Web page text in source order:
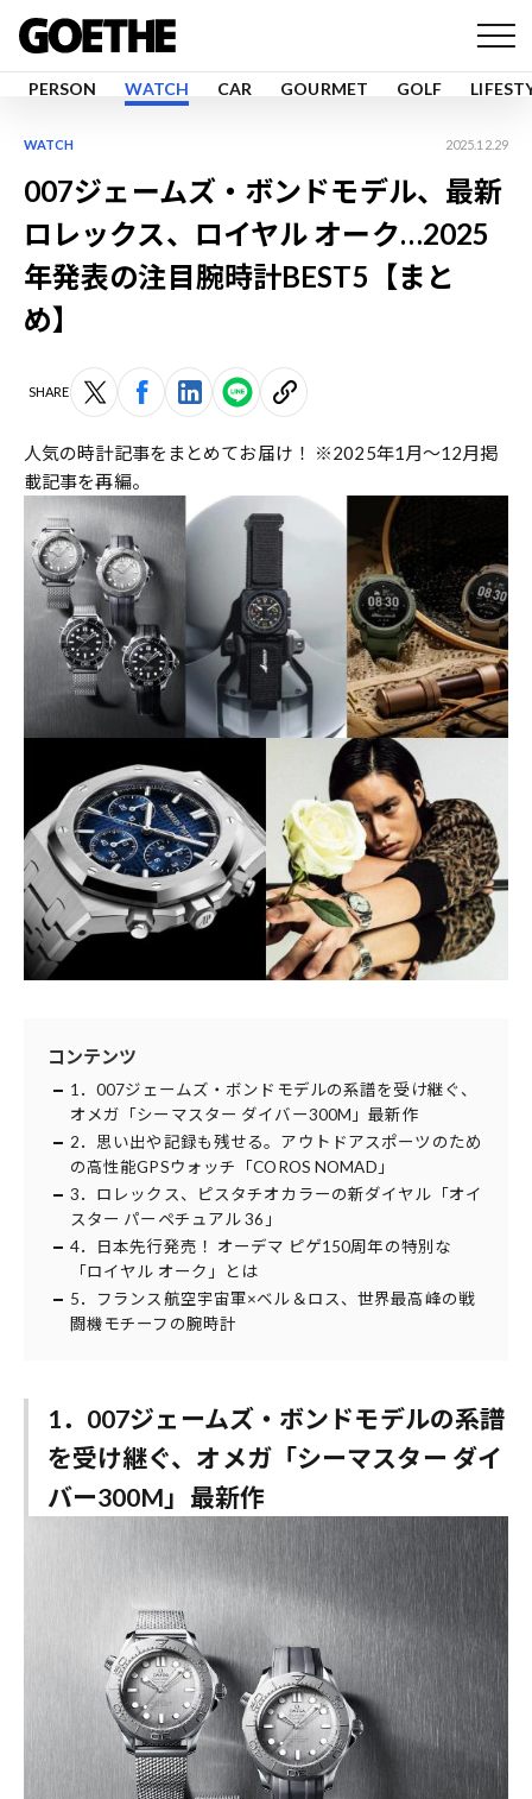
PERSON WATCH CAR GOURMET GOLF
WATCH 2025.12.29
007ジェームズ・ボンドモデル、最新
ロレックス、ロイヤル オーク…2025
年発表の注目腕時計BEST5【まと
め】
SHARE
人気の時計記事をまとめてお届け！ ※2025年1月〜12月掲
載記事を再編。
コンテンツ
1．007ジェームズ・ボンドモデルの系譜を受け継ぐ、
オメガ「シーマスター ダイバー300M」最新作
2．思い出や記録も残せる。アウトドアスポーツのため
の高性能GPSウォッチ「COROS NOMAD」
3．ロレックス、ピスタチオカラーの新ダイヤル「オイ
スター パーペチュアル 36」
4．日本先行発売！ オーデマ ピゲ150周年の特別な
「ロイヤル オーク」とは
5．フランス航空宇宙軍×ベル＆ロス、世界最高峰の戦
闘機モチーフの腕時計
1．007ジェームズ・ボンドモデルの系譜
を受け継ぐ、オメガ「シーマスター ダイ
バー300M」最新作